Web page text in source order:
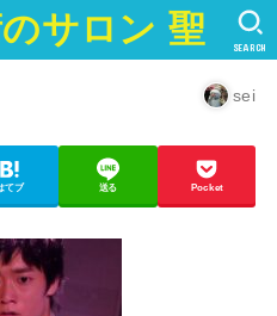
サロン 聖 SEARCH
sei
てブ 送る Pocket